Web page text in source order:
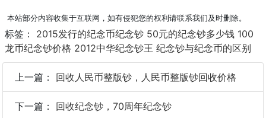
本站部分内容收集于互联网，如有侵犯您的权利请联系我们及时删除。
标签： 2015发行的纪念币纪念钞 50元的纪念钞多少钱 100
龙币纪念钞价格 2012中华纪念钞王 纪念钞与纪念币的区别
上一篇： 回收人民币整版钞，人民币整版钞回收价格
下一篇： 回收纪念钞，70周年纪念钞